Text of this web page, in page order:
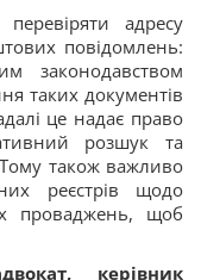
адресу
повідомлень:
законодавством
таких документів
це надає право
розшук та
також важливо
реєстрів щодо
проваджень, щоб
керівник